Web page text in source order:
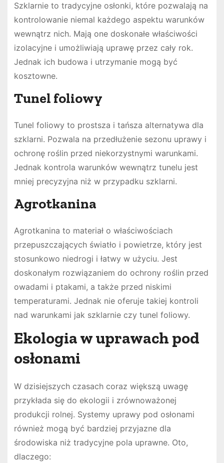
Szklarnie to tradycyjne osłonki, które pozwalają na
kontrolowanie niemal każdego aspektu warunków
wewnątrz nich. Mają one doskonałe właściwości
izolacyjne i umożliwiają uprawę przez cały rok.
Jednak ich budowa i utrzymanie mogą być
kosztowne.
Tunel foliowy
Tunel foliowy to prostsza i tańsza alternatywa dla
szklarni. Pozwala na przedłużenie sezonu uprawy i
ochronę roślin przed niekorzystnymi warunkami.
Jednak kontrola warunków wewnątrz tunelu jest
mniej precyzyjna niż w przypadku szklarni.
Agrotkanina
Agrotkanina to materiał o właściwościach
przepuszczających światło i powietrze, który jest
stosunkowo niedrogi i łatwy w użyciu. Jest
doskonałym rozwiązaniem do ochrony roślin przed
owadami i ptakami, a także przed niskimi
temperaturami. Jednak nie oferuje takiej kontroli
nad warunkami jak szklarnie czy tunel foliowy.
Ekologia w uprawach pod
osłonami
W dzisiejszych czasach coraz większą uwagę
przykłada się do ekologii i zrównoważonej
produkcji rolnej. Systemy uprawy pod osłonami
również mogą być bardziej przyjazne dla
środowiska niż tradycyjne pola uprawne. Oto,
dlaczego: